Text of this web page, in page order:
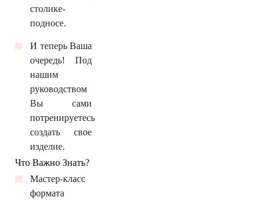
столике-
подносе.
И теперь Ваша
очередь! Под
нашим
руководством
Вы сами
потренируетесь
создать свое
изделие.
Что Важно Знать?
Мастер-класс
формата